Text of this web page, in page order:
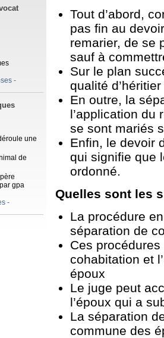
-
une
de
gpa
-
Tout d’abord,
pas fin au
remarier, de se
sauf à
Sur le plan
qualité
En outre, la
l’application du
se sont mariés
Enfin, le devoir
qui signifie que
ordonné.
Quelles sont les
La procédure
séparation de
Ces
cohabitation et
époux
Le juge peut
l’époux qui a
La séparation
commune des